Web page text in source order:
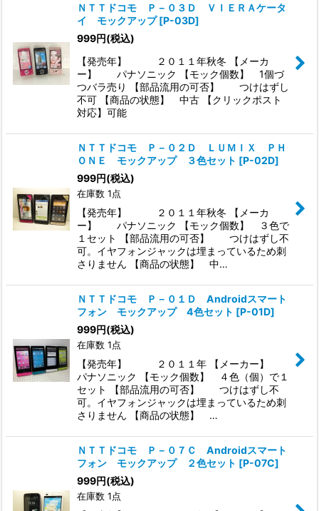
ＮＴＴドコモ Ｐ－０３Ｄ ＶＩＥＲＡケータ
イ モックアップ [P-03D]
999円(税込)
【発売年】 ２０１１年秋冬 【メーカ
ー】 パナソニック 【モック個数】 1個づ
つバラ売り 【部品流用の可否】 つけはずし
不可 【商品の状態】 中古 【クリックポスト
対応】可能
ＮＴＴドコモ Ｐ－０２Ｄ ＬＵＭＩＸ ＰＨ
ＯＮＥ モックアップ ３色セット [P-02D]
999円(税込)
在庫数 1点
【発売年】 ２０１１年秋冬 【メーカ
ー】 パナソニック 【モック個数】 ３色で
１セット 【部品流用の可否】 つけはずし不
可。イヤフォンジャックは埋まっているため刺
さりません 【商品の状態】 中…
ＮＴＴドコモ Ｐ－０１Ｄ Androidスマート
フォン モックアップ 4色セット [P-01D]
999円(税込)
在庫数 1点
【発売年】 ２０１１年 【メーカー】
パナソニック 【モック個数】 ４色（個）で１
セット 【部品流用の可否】 つけはずし不
可。イヤフォンジャックは埋まっているため刺
さりません 【商品の状態】 …
ＮＴＴドコモ Ｐ－０７Ｃ Androidスマート
フォン モックアップ ２色セット [P-07C]
999円(税込)
在庫数 1点